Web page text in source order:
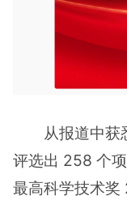
从报道中
评选出 258 个
最高科学技术奖